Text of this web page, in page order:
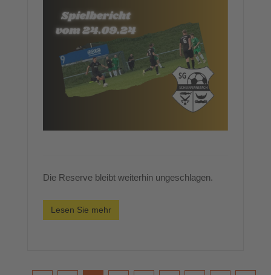
Die Reserve bleibt weiterhin ungeschlagen.
Lesen Sie mehr